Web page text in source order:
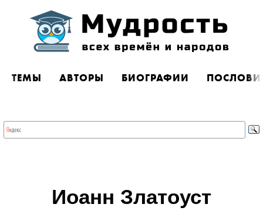
ТЕМЫ АВТОРЫ БИОГРАФИИ
Иоанн Златоуст